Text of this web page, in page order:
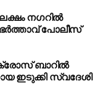
നഗറിൽ
ഭർത്താവ് പോലീസ്
ബാറില്‍
ഇടുക്കി സ്വദേശി